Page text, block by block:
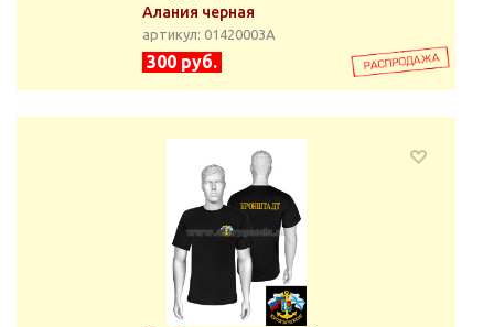
Алания черная
артикул: 01420003А
300 руб.